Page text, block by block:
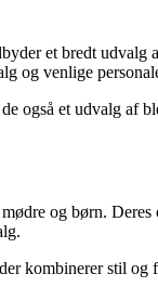
et bredt
og venlige
også et udvalg af
og børn.
kombinerer stil